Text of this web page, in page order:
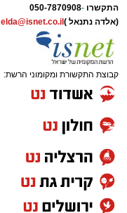
התקשרו -
050-7870908
(אלדה נתנאל ) elda@isnet.co.il
קבוצת התקשורת ומקומוני הרשת: